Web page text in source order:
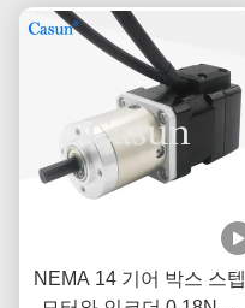
NEMA 14 기어 박스 스텝